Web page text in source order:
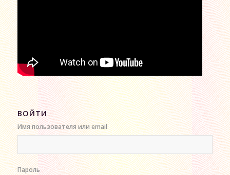
ВОЙТИ
Имя пользователя или email
Пароль